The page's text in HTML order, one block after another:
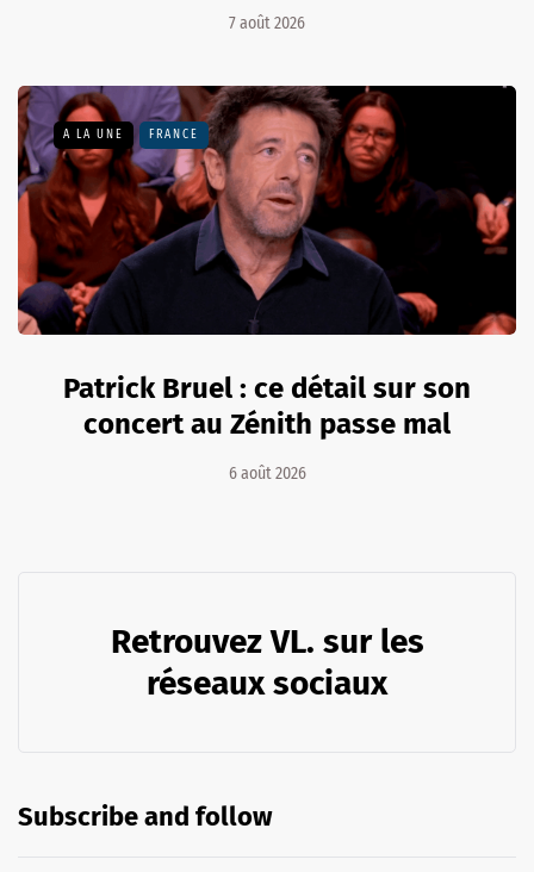
7 août 2026
A LA UNE FRANCE
Patrick Bruel : ce détail sur son
concert au Zénith passe mal
6 août 2026
Retrouvez VL. sur les
réseaux sociaux
Subscribe and follow